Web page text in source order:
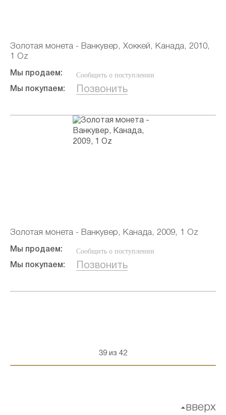
Золотая монета - Ванкувер, Хоккей, Канада, 2010,
1 Oz
Мы продаем: Сообщить о поступлении
Мы покупаем: Позвонить
Золотая монета - Ванкувер, Канада, 2009, 1 Oz
Мы продаем: Сообщить о поступлении
Мы покупаем: Позвонить
39 из 42
вверх